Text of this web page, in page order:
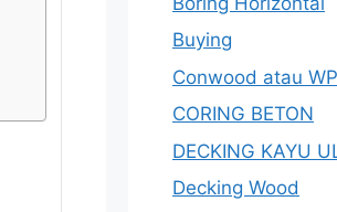
Buying
Conwood atau
CORING BETON
DECKING KAYU
Decking Wood